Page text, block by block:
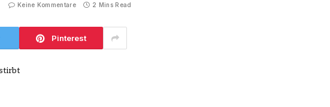
Keine Kommentare 2 Mins Read
Pinterest